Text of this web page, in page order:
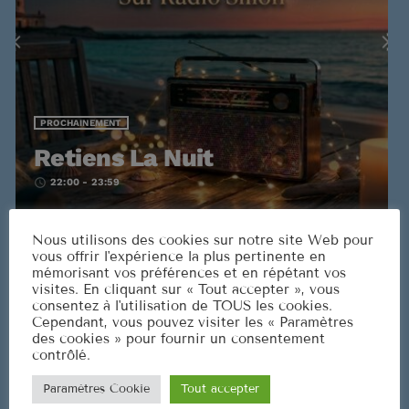
PROCHAINEMENT
PODCASTS
Nous utilisons des cookies sur notre site Web pour
vous offrir l'expérience la plus pertinente en
mémorisant vos préférences et en répétant vos
visites. En cliquant sur « Tout accepter », vous
consentez à l'utilisation de TOUS les cookies.
Cependant, vous pouvez visiter les « Paramètres
des cookies » pour fournir un consentement
contrôlé.
Paramètres Cookie Tout accepter